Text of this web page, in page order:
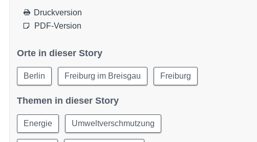
Druckversion
PDF-Version
Orte in dieser Story
Berlin Freiburg im Breisgau Freiburg
Themen in dieser Story
Energie Umweltverschmutzung